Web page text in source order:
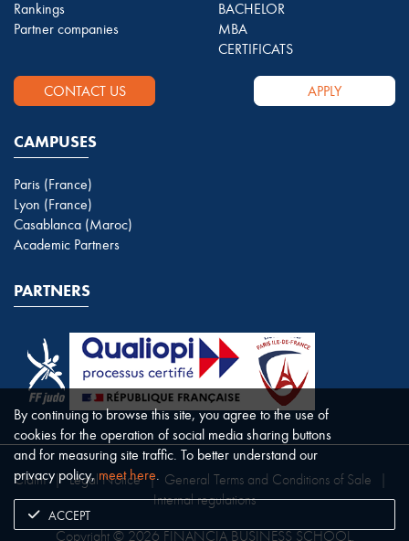
Rankings
Partner companies
BACHELOR
MBA
CERTIFICATS
CONTACT US APPLY
CAMPUSES
Paris (France)
Lyon (France)
Casablanca (Maroc)
Academic Partners
PARTNERS
Copyright © 2026 FINANCIA BUSINESS SCHOOL.
Claim | Legal Notice | General Terms and Conditions of Sale
Internal regulations
By continuing to browse this site, you agree to the use of
cookies for the operation of social media sharing buttons
and for measuring site traffic. To better understand our
privacy policy,meet here.
ACCEPT